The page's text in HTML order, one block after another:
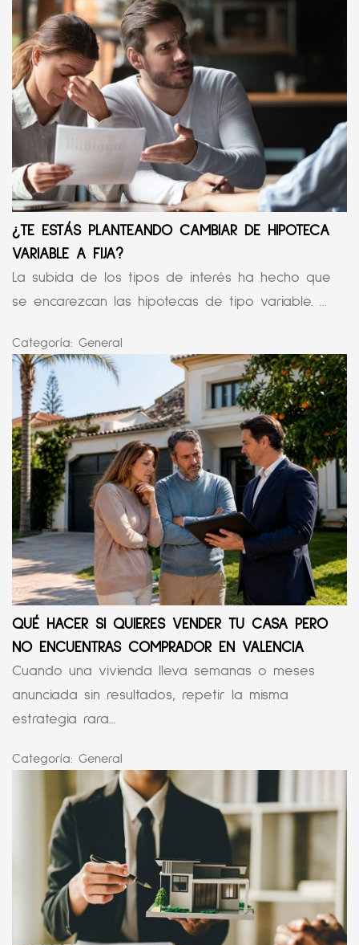
¿TE ESTÁS PLANTEANDO CAMBIAR DE HIPOTECA
VARIABLE A FIJA?
La subida de los tipos de interés ha hecho que
se encarezcan las hipotecas de tipo variable. ...
Categoría: General
QUÉ HACER SI QUIERES VENDER TU CASA PERO
NO ENCUENTRAS COMPRADOR EN VALENCIA
Cuando una vivienda lleva semanas o meses
anunciada sin resultados, repetir la misma
estrategia rara...
Categoría: General